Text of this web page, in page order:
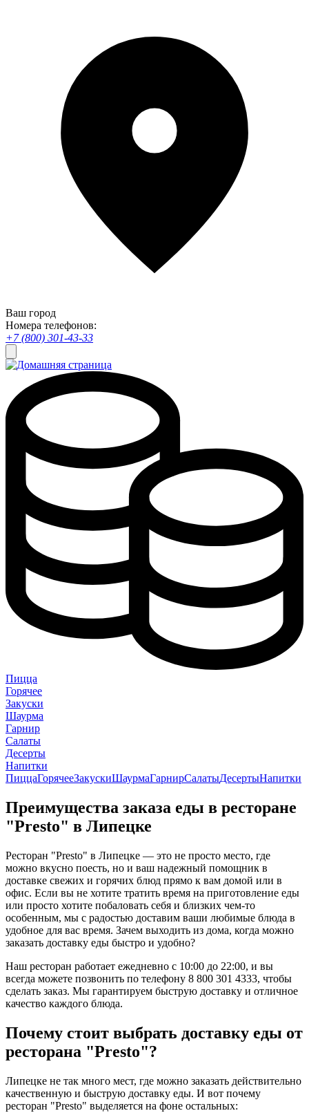
Ваш город
Номера телефонов:
+7 (800) 301-43-33
Пицца
Горячее
Закуски
Шаурма
Гарнир
Салаты
Десерты
Напитки
ПиццаГорячееЗакускиШаурмаГарнирСалатыДесертыНапитки
Преимущества заказа еды в ресторане
"Presto" в Липецке
Ресторан "Presto" в Липецке — это не просто место, где
можно вкусно поесть, но и ваш надежный помощник в
доставке свежих и горячих блюд прямо к вам домой или в
офис. Если вы не хотите тратить время на приготовление еды
или просто хотите побаловать себя и близких чем-то
особенным, мы с радостью доставим ваши любимые блюда в
удобное для вас время. Зачем выходить из дома, когда можно
заказать доставку еды быстро и удобно?
Наш ресторан работает ежедневно с 10:00 до 22:00, и вы
всегда можете позвонить по телефону 8 800 301 4333, чтобы
сделать заказ. Мы гарантируем быструю доставку и отличное
качество каждого блюда.
Почему стоит выбрать доставку еды от
ресторана "Presto"?
Липецке не так много мест, где можно заказать действительно
качественную и быструю доставку еды. И вот почему
ресторан "Presto" выделяется на фоне остальных: